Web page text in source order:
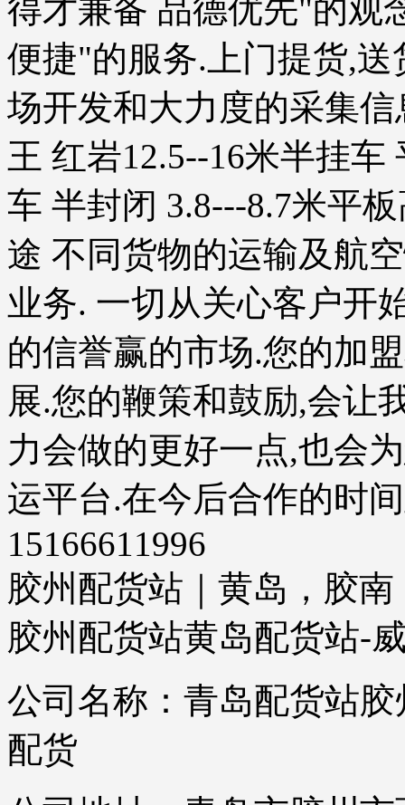
得才兼备 品德优先"的观
便捷"的服务.上门提货,
场开发和大力度的采集
王 红岩12.5--16米半挂
车 半封闭 3.8---8.7米平
途 不同货物的运输及航
业务. 一切从关心客户开
的信誉赢的市场.您的加
展.您的鞭策和鼓励,会让
力会做的更好一点,也会
运平台.在今后合作的时
15166611996
胶州配货站｜黄岛，胶
胶州配货站黄岛配货站-
公司名称：青岛配货站
配货